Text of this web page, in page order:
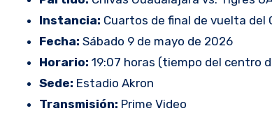
Instancia: Cuartos de final de vuelta del
Fecha: Sábado 9 de mayo de 2026
Horario: 19:07 horas (tiempo del centro
Sede: Estadio Akron
Transmisión: Prime Video